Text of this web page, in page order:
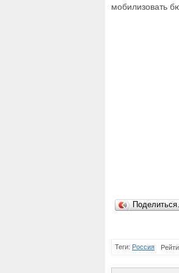
мобилизовать
Теги: Россия